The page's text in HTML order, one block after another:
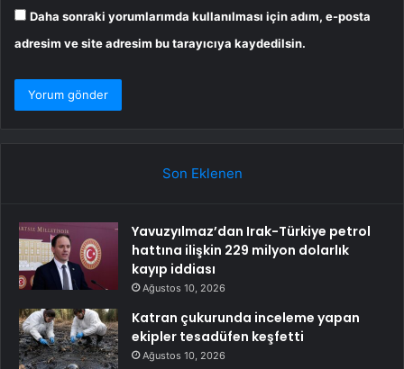
Daha sonraki yorumlarımda kullanılması için adım, e-posta
adresim ve site adresim bu tarayıcıya kaydedilsin.
Son Eklenen
Yavuzyılmaz’dan Irak-Türkiye petrol
hattına ilişkin 229 milyon dolarlık
kayıp iddiası
Ağustos 10, 2026
Katran çukurunda inceleme yapan
ekipler tesadüfen keşfetti
Ağustos 10, 2026